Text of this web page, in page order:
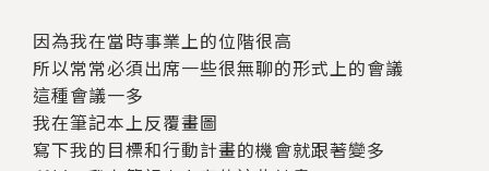
因為我在當時事業上的位階很高
所以常常必須出席一些很無聊的形式上的會議
這種會議一多
我在筆記本上反覆畫圖
寫下我的目標和行動計畫的機會就跟著變多